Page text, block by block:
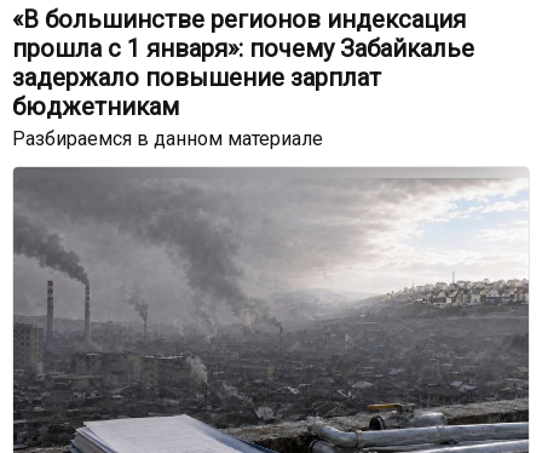
«В большинстве регионов индексация
прошла с 1 января»: почему Забайкалье
задержало повышение зарплат
бюджетникам
Разбираемся в данном материале